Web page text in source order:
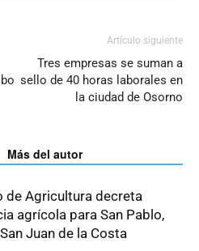
Artículo siguiente
Tres empresas se suman a
sello de 40 horas laborales en
la ciudad de Osorno
Más del autor
de Agricultura decreta
agrícola para San Pablo,
Juan de la Costa